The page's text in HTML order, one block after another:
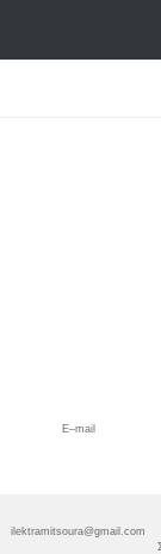
E–mail
ilektramitsoura@gmail.com